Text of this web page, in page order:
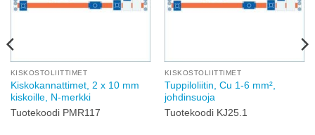
KISKOSTOLIITTIMET
Kiskokannattimet, 2 x 10 mm
kiskoille, N-merkki
Tuotekoodi PMR117
KISKOSTOLIITTIMET
Tuppiloliitin, Cu 1-6 mm²,
johdinsuoja
Tuotekoodi KJ25.1